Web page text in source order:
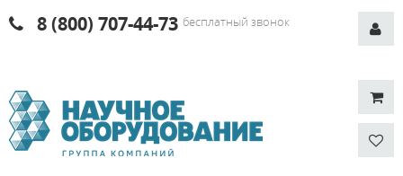
8 (800) 707-44-73 бесплатный звонок